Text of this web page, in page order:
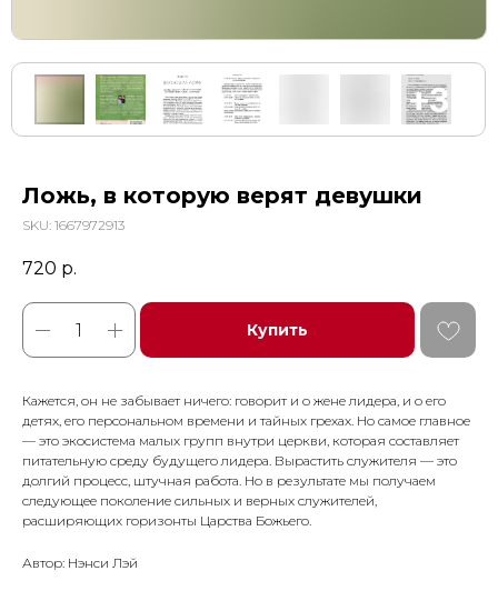
Ложь, в которую верят девушки
SKU: 1667972913
720 р.
Купить
Кажется, он не забывает ни­чего: говорит и о жене лидера, и о его
детях, его персональном времени и тайных грехах. Но са­мое главное
— это экосистема малых групп внутри церкви, кото­рая составляет
питательную сре­ду будущего лидера. Вырастить служителя — это
долгий процесс, штучная работа. Но в результате мы получаем
следующее поколе­ние сильных и верных служителей,
расширяющих горизонты Царства Божьего.
Автор: Нэнси Лэй